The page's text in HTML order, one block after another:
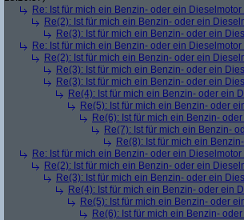
Re: Ist für mich ein Benzin- oder ein
Re(2): Ist für mich ein Benzin- oder ein
Re(3): Ist für mich ein Benzin- oder ein
Re: Ist für mich ein Benzin- oder ein
Re(2): Ist für mich ein Benzin- oder ein
Re(3): Ist für mich ein Benzin- oder ein
Re(3): Ist für mich ein Benzin- oder ein
Re(4): Ist für mich ein Benzin- oder ein
Re(5): Ist für mich ein Benzin- oder
Re(6): Ist für mich ein Benzin-
Re(7): Ist für mich ein Benzin-
Re(8): Ist für mich ein
Re: Ist für mich ein Benzin- oder ein
Re(2): Ist für mich ein Benzin- oder ein
Re(3): Ist für mich ein Benzin- oder ein
Re(4): Ist für mich ein Benzin- oder ein
Re(5): Ist für mich ein Benzin- oder
Re(6): Ist für mich ein Benzin-